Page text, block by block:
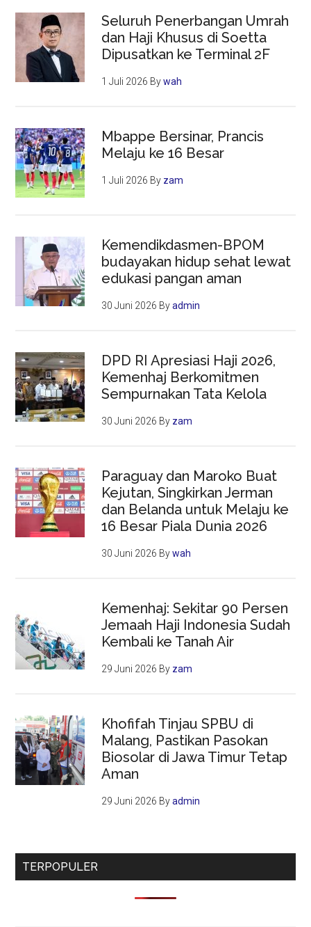
Seluruh Penerbangan Umrah
dan Haji Khusus di Soetta
Dipusatkan ke Terminal 2F
1 Juli 2026 Bywah
Mbappe Bersinar, Prancis
Melaju ke 16 Besar
1 Juli 2026 By zam
Kemendikdasmen-BPOM
budayakan hidup sehat lewat
edukasi pangan aman
30 Juni 2026 Byadmin
DPD RI Apresiasi Haji 2026,
Kemenhaj Berkomitmen
Sempurnakan Tata Kelola
30 Juni 2026 By zam
Paraguay dan Maroko Buat
Kejutan, Singkirkan Jerman
dan Belanda untuk Melaju ke
16 Besar Piala Dunia 2026
30 Juni 2026 Bywah
Kemenhaj: Sekitar 90 Persen
Jemaah Haji Indonesia Sudah
Kembali ke Tanah Air
29 Juni 2026 By zam
Khofifah Tinjau SPBU di
Malang, Pastikan Pasokan
Biosolar di Jawa Timur Tetap
Aman
29 Juni 2026 Byadmin
TERPOPULER